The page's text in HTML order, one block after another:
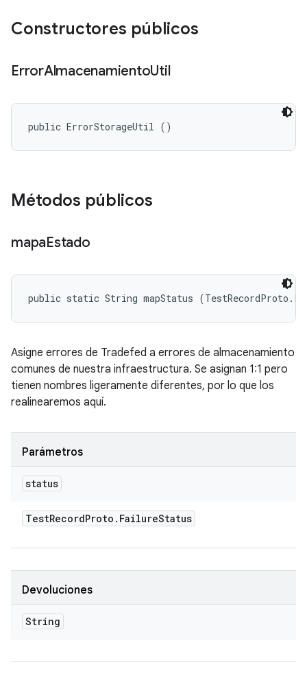
Constructores públicos
ErrorAlmacenamientoUtil
public ErrorStorageUtil ()
Métodos públicos
mapaEstado
public static String mapStatus
Asigne errores de Tradefed a errores de almacenamiento
comunes de nuestra infraestructura. Se asignan 1:1 pero
tienen nombres ligeramente diferentes, por lo que los
realinearemos aquí.
Parámetros
status
TestRecordProto . FailureStatus
Devoluciones
String